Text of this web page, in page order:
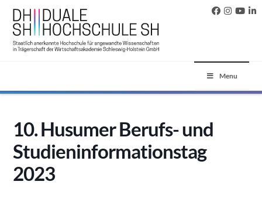
Menu
10. Husumer Berufs- und
Studieninformationstag
2023